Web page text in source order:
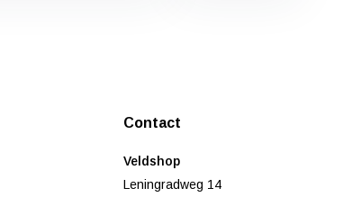
Contact
Veldshop
Leningradweg 14